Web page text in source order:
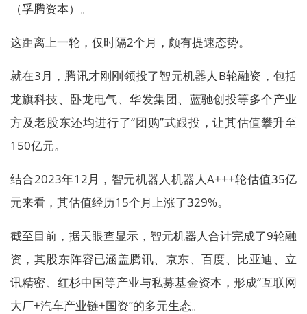
（孚腾资本）。
这距离上一轮，仅时隔2个月，颇有提速态势。
就在3月，腾讯才刚刚领投了智元机器人B轮融资，包括
龙旗科技、卧龙电气、华发集团、蓝驰创投等多个产业
方及老股东还均进行了“团购”式跟投，让其估值攀升至
150亿元。
结合2023年12月，智元机器人机器人A+++轮估值35亿
元来看，其估值经历15个月上涨了329%。
截至目前，据天眼查显示，智元机器人合计完成了9轮融
资，其股东阵容已涵盖腾讯、京东、百度、比亚迪、立
讯精密、红杉中国等产业与私募基金资本，形成“互联网
大厂+汽车产业链+国资”的多元生态。